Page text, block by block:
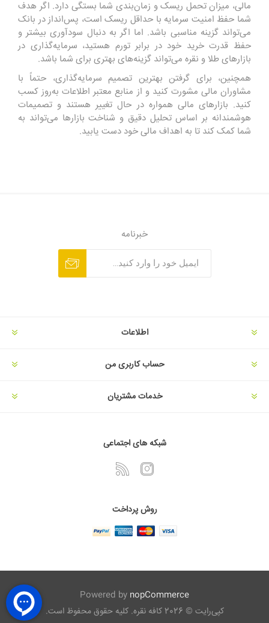
مالی، میزان تحمل ریسک و زمان‌بندی شما بستگی دارد. اگر هدف
شما حفظ امنیت سرمایه با حداقل ریسک است، پس‌انداز در بانک
می‌تواند گزینه مناسبی باشد. اما اگر به دنبال سودآوری بیشتر و
حفظ قدرت خرید خود در برابر تورم هستید، سرمایه‌گذاری در
بازارهای طلا و نقره می‌تواند گزینه‌های بهتری برای شما باشد.
همچنین، برای گرفتن بهترین تصمیم سرمایه‌گذاری، حتماً با
مشاوران مالی مشورت کنید و از منابع معتبر اطلاعات به‌روز کسب
کنید. بازارهای مالی همواره در حال تغییر هستند و تصمیمات
هوشمندانه بر اساس تحلیل دقیق و شناخت بازارها می‌تواند به
شما کمک کند تا به اهداف مالی خود دست یابید.
خبرنامه
اطلاعات
حساب کاربری من
خدمات مشتریان
شبکه های اجتماعی
روش پرداخت
Powered by nopCommerce
کپی‌رایت © 2026 کافه نقره. کلیه حقوق محفوظ است.